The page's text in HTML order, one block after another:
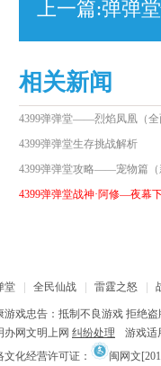
上一篇:弹弹
相关新闻
4399弹弹堂——烈焰凤凰（全
4399弹弹堂生存挑战解析
4399弹弹堂攻略——宠物篇（
4399弹弹堂战神·阿修—夜幕
堂 全民仙战 雷霆之怒
游戏忠告：抵制不良游戏 拒绝
办网文明上网 纠纷处理
游戏适
文化经营许可证：
闽网文